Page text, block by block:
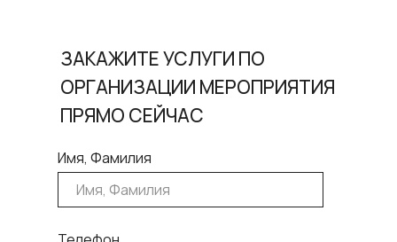
Имя, Фамилия
ЗАКАЖИТЕ УСЛУГИ ПО
ОРГАНИЗАЦИИ МЕРОПРИЯТИЯ
ПРЯМО СЕЙЧАС